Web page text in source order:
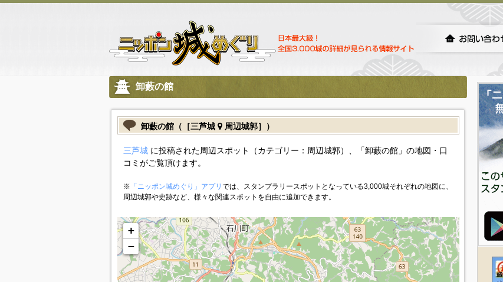
卸藪の館
卸藪の館（［三芦城 周辺城郭］）
三芦城に投稿された周辺スポット（カテゴリー：周辺城郭）、「卸藪の館」の地図・口
コミがご覧頂けます。
※ 「ニッポン城めぐり」アプリ では、スタンプラリースポットとなっている3,000城それぞれの地図に、
周辺城郭や史跡など、様々な関連スポットを自由に追加できます。
+
−